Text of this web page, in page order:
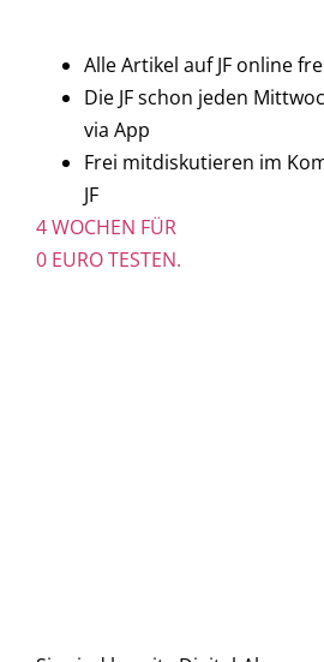
Alle Artikel auf JF online
Die JF schon jeden
via App
Frei mitdiskutieren im
JF
4 WOCHEN FÜR
0 EURO TESTEN.